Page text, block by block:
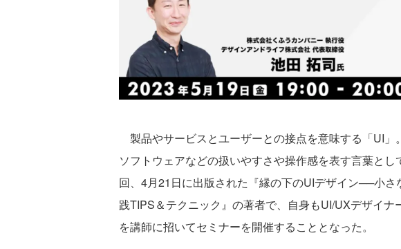
製品やサービスとユーザーとの接点を意味する「UI」
ソフトウェアなどの扱いやすさや操作感を表す言葉と
回、4月21日に出版された『縁の下のUIデザイン──小
践TIPS＆テクニック』の著者で、自身もUI/UXデザイ
を講師に招いてセミナーを開催することとなった。